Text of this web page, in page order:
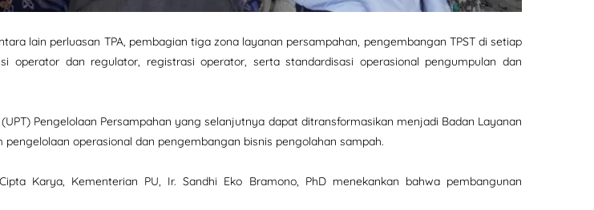
lain perluasan TPA, pembagian tiga zona layanan persampahan, pengembangan TPST di setiap
operator dan regulator, registrasi operator, serta standardisasi operasional pengumpulan dan
Pengelolaan Persampahan yang selanjutnya dapat ditransformasikan menjadi Badan Layanan
operasional dan pengembangan bisnis pengolahan sampah.
Karya, Kementerian PU, Ir. Sandhi Eko Bramono, PhD menekankan bahwa pembangunan